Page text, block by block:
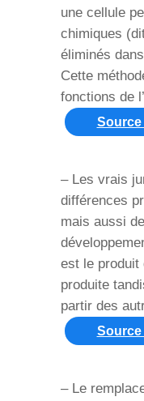
une cellule
chimiques
éliminés
Cette
fonctions de
Source
– Les vrais
différences
mais aussi
est le produit
produite
partir des
Source
– Le